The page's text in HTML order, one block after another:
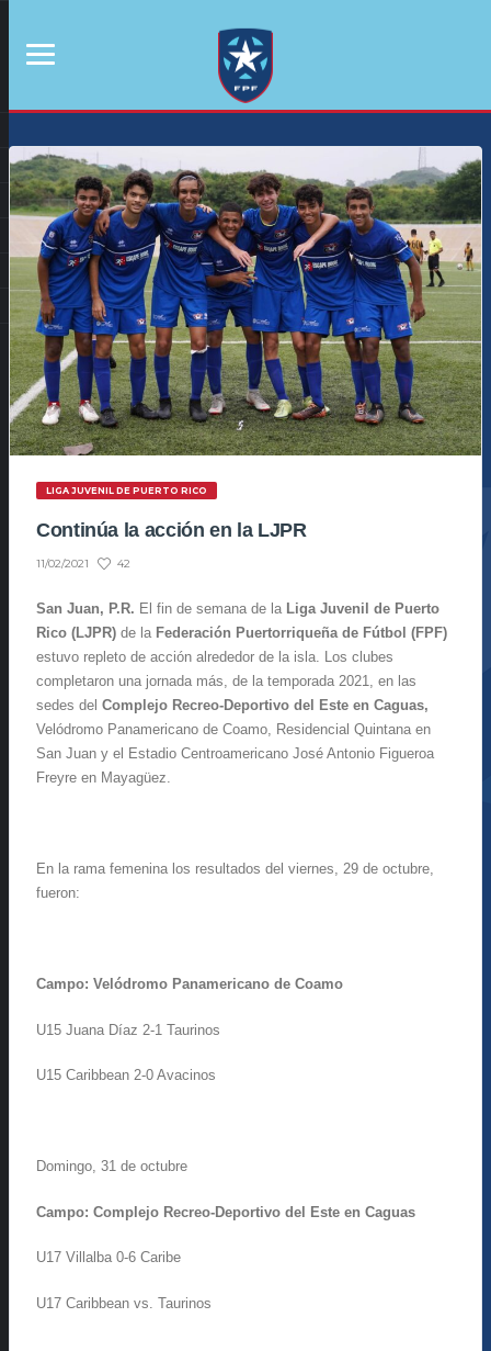
LIGA JUVENIL DE PUERTO RICO
Continúa la acción en la LJPR
11/02/2021 42
San Juan, P.R. El fin de semana de la Liga Juvenil de Puerto
Rico (LJPR) de la Federación Puertorriqueña de Fútbol (FPF)
estuvo repleto de acción alrededor de la isla. Los clubes
completaron una jornada más, de la temporada 2021, en las
sedes del Complejo Recreo-Deportivo del Este en Caguas,
Velódromo Panamericano de Coamo, Residencial Quintana en
San Juan y el Estadio Centroamericano José Antonio Figueroa
Freyre en Mayagüez.
En la rama femenina los resultados del viernes, 29 de octubre,
fueron:
Campo: Velódromo Panamericano de Coamo
U15 Juana Díaz 2-1 Taurinos
U15 Caribbean 2-0 Avacinos
Domingo, 31 de octubre
Campo: Complejo Recreo-Deportivo del Este en Caguas
U17 Villalba 0-6 Caribe
U17 Caribbean vs. Taurinos